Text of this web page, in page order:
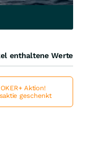
enthaltene Werte
Aktion!
geschenkt